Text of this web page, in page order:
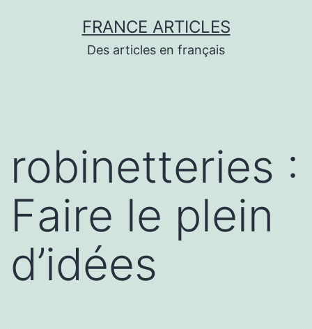
FRANCE ARTICLES
Des articles en français
robinetteries :
Faire le plein
d’idées